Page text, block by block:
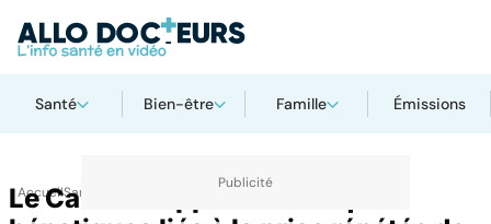
Santé Bien-être Famille Émissions
AccueilSanté
Le Canada rappelle les risques